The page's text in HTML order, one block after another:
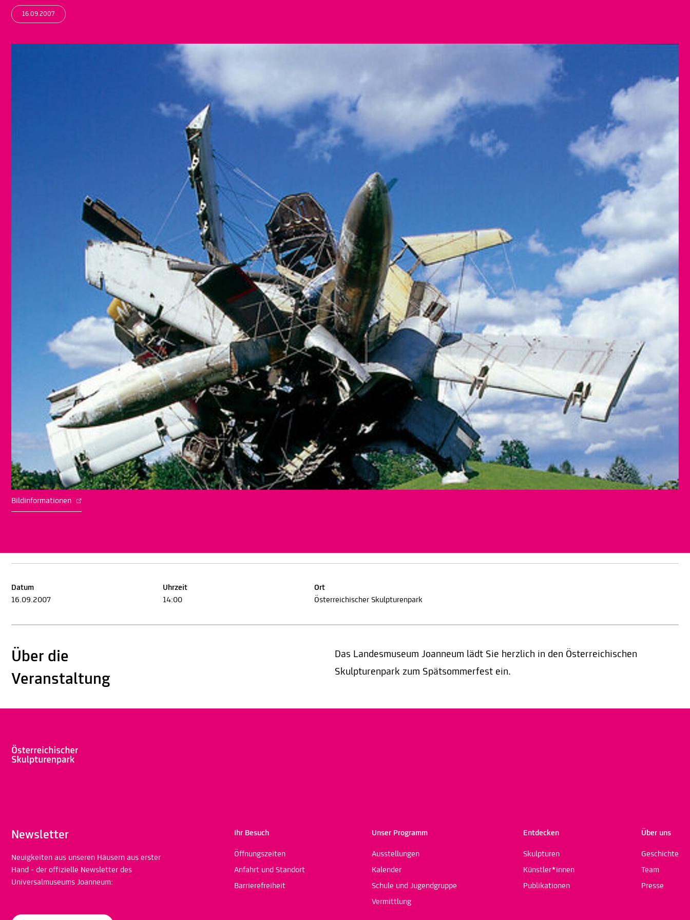
16.09.2007
Bildinformationen
Datum
16.09.2007
Uhrzeit
14:00
Ort
Österreichischer Skulpturenpark
Über die
Veranstaltung
Das Landesmuseum Joanneum lädt Sie herzlich in den Österreichischen
Skulpturenpark zum Spätsommerfest ein.
Newsletter
Neuigkeiten aus unseren Häusern aus erster
Hand - der offizielle Newsletter des
Universalmuseums Joanneum:
Ihr Besuch
Öffnungszeiten
Anfahrt und Standort
Barrierefreiheit
Unser Programm
Ausstellungen
Kalender
Schule und Jugendgruppe
Vermittlung
Entdecken
Skulpturen
Künstler*innen
Publikationen
Über uns
Geschichte
Team
Presse